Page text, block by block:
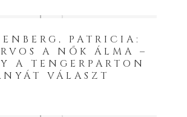
PATRICIA:
A NŐK ÁLMA –
A TENGERPARTON
VÁLASZT